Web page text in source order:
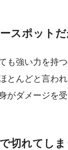
スポットだ
も強い力を持
とんどと言わ
がダメージを
切れてし